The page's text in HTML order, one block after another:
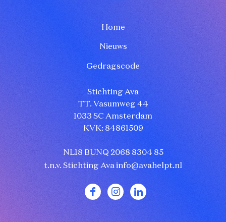
Home
Nieuws
Gedragscode
Stichting Ava
TT. Vasumweg 44
1033 SC Amsterdam
KVK: 84861509
NL18 BUNQ 2068 8304 85
t.n.v. Stichting Avainfo@avahelpt.nl